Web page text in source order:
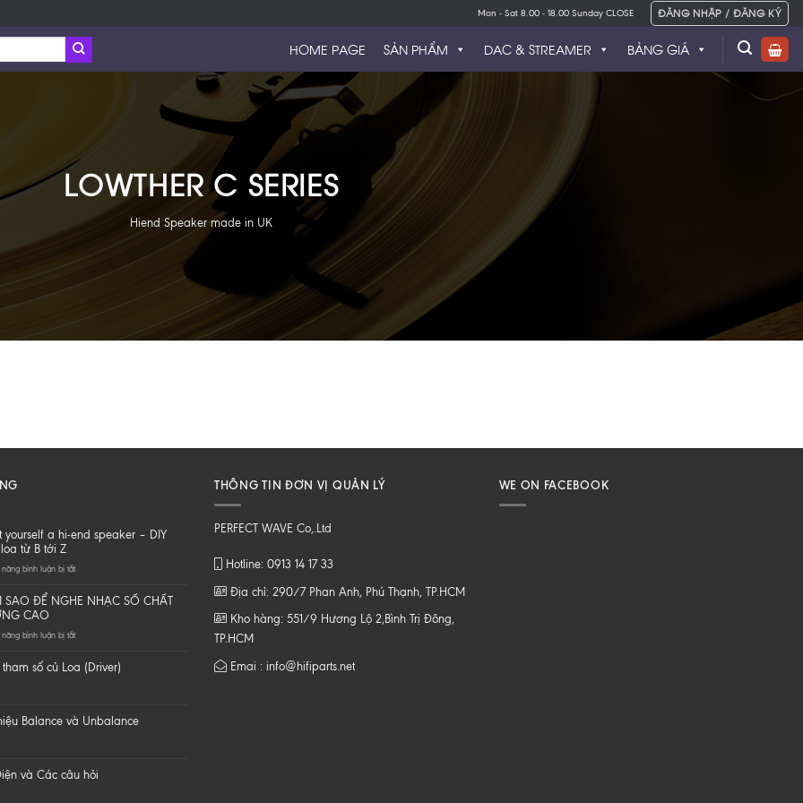
Mon - Sat 8.00 - 18.00 Sunday CLOSE ĐĂNG NHẬP / ĐĂNG KÝ
HOME PAGE SẢN PHẨM BẢNG GIÁ
DAC & STREAMER
LOWTHER C SERIES
Hiend Speaker made in UK
yourself a hi-end speaker – DIY
từ B tới Z
bình luận bị tắtở
it
yourself
hi-
speaker
loa
SAO ĐỂ NGHE NHẠC SỐ CHẤT
CAO
bình luận bị tắtở
SAO
ĐỂ
SỐ
CHẤT
số củ Loa (Driver)
Balance và Unbalance
và Các câu hỏi
THÔNG TIN ĐƠN VỊ QUẢN LÝ
PERFECT WAVE Co,.Ltd
Hotline: 0913 14 17 33
Địa chỉ: 290/7 Phan Anh, Phú Thạnh, TP.HCM
Kho hàng: 551/9 Hương Lộ 2,Bình Trị Đông,
TP.HCM
Emai : info@hifiparts.net
WE ON FACEBOOK